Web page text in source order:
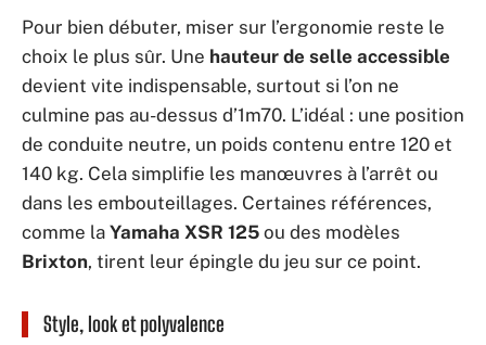
Pour bien débuter, miser sur l’ergonomie reste le
choix le plus sûr. Une hauteur de selle accessible
devient vite indispensable, surtout si l’on ne
culmine pas au-dessus d’1m70. L’idéal : une position
de conduite neutre, un poids contenu entre 120 et
140 kg. Cela simplifie les manœuvres à l’arrêt ou
dans les embouteillages. Certaines références,
comme la Yamaha XSR 125 ou des modèles
Brixton, tirent leur épingle du jeu sur ce point.
Style, look et polyvalence